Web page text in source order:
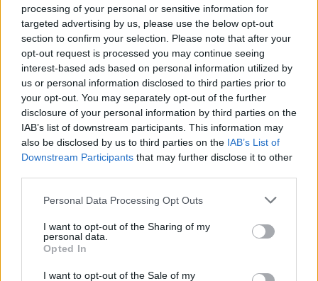
processing of your personal or sensitive information for
targeted advertising by us, please use the below opt-out
section to confirm your selection. Please note that after your
opt-out request is processed you may continue seeing
interest-based ads based on personal information utilized by
us or personal information disclosed to third parties prior to
your opt-out. You may separately opt-out of the further
disclosure of your personal information by third parties on the
IAB’s list of downstream participants. This information may
also be disclosed by us to third parties on the IAB’s List of
Downstream Participants that may further disclose it to other
Please note that this website/app uses one or more Google
not limited to your visit or usage behaviour. You may click to
grant or deny consent to Google and its third-party tags to
use your data for below specified purposes in below Google
consent section.
Personal Data Processing Opt Outs
I want to opt-out of the Sharing of my
personal data.
Opted In
I want to opt-out of the Sale of my
Σε επιφυλακή ο κρατικός μηχανισμός για
νέο κύμα ισχυρών ανέμων - Συνεδρίασε η
Επιτροπή Κινδύνου
08.08.2026